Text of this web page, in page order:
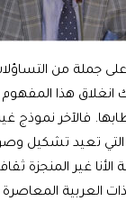
جملة من
هذا
فالآخر نموذج
تعيد تشكيل
غير المنجزة
العربية